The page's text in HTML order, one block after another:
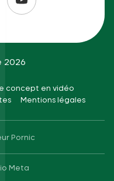
2026
concept en vidéo
Mentions légales
Pornic
Meta